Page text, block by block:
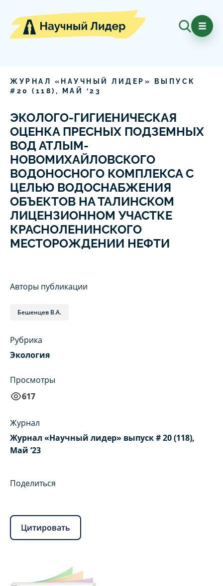
ЖУРНАЛ «НАУЧНЫЙ ЛИДЕР» ВЫПУСК
# 20 ( 118), МАЙ ‘23
ЭКОЛОГО-ГИГИЕНИЧЕСКАЯ
ОЦЕНКА ПРЕСНЫХ ПОДЗЕМНЫХ
ВОД АТЛЫМ-
НОВОМИХАЙЛОВСКОГО
ВОДОНОСНОГО КОМПЛЕКСА С
ЦЕЛЬЮ ВОДОСНАБЖЕНИЯ
ОБЪЕКТОВ НА ТАЛИНСКОМ
ЛИЦЕНЗИОННОМ УЧАСТКЕ
КРАСНОЛЕНИНСКОГО
МЕСТОРОЖДЕНИИ НЕФТИ
Авторы публикации
Бешенцев В.А.
Рубрика
Экология
Просмотры
617
Журнал
Журнал «Научный лидер» выпуск # 20 (118),
Май ‘23
Поделиться
Цитировать